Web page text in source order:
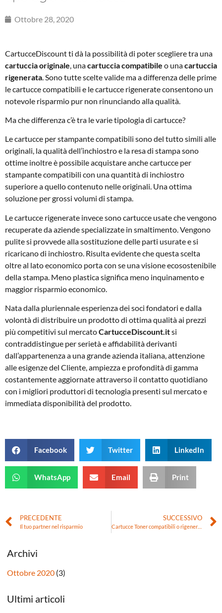
Ottobre 28, 2020
CartucceDiscount ti dà la possibilità di poter scegliere tra una
cartuccia originale , unacartucciacompatibile o unacartuccia
rigenerata . Sono tutte scelte valide ma a differenza delle prime
le cartucce compatibili e le cartucce rigenerate consentono un
notevole risparmio pur non rinunciando alla qualità.
Ma che differenza c’è tra le varie tipologia di cartucce?
Le cartucce per stampante compatibili sono del tutto simili alle
originali, la qualità dell’inchiostro e la resa di stampa sono
ottime inoltre è possibile acquistare anche cartucce per
stampante compatibili con una quantità di inchiostro
superiore a quello contenuto nelle originali. Una ottima
soluzione per grossi volumi di stampa.
Le cartucce rigenerate invece sono cartucce usate che vengono
recuperate da aziende specializzate in smaltimento. Vengono
pulite si provvede alla sostituzione delle parti usurate e si
ricaricano di inchiostro. Risulta evidente che questa scelta
oltre al lato economico porta con se una visione ecosostenibile
della stampa. Meno plastica significa meno inquinamento e
maggior risparmio economico.
Nata dalla pluriennale esperienza dei soci fondatori e dalla
volontà di distribuire un prodotto di ottima qualità ai prezzi
più competitivi sul mercatoCartucceDiscount.itsi
contraddistingue per serietà e affidabilità derivanti
dall’appartenenza a una grande azienda italiana, attenzione
alle esigenze del Cliente, ampiezza e profondità di gamma
costantemente aggiornate attraverso il contatto quotidiano
con i migliori produttori di tecnologia presenti sul mercato e
immediata disponibilità del prodotto.
Facebook Twitter LinkedIn
WhatsApp Email Print
PRECEDENTE
Il tuo partner nel risparmio
SUCCESSIVO
Cartucce Toner compatibili o rigenerate?
Archivi
Ottobre 2020 (3)
Ultimi articoli